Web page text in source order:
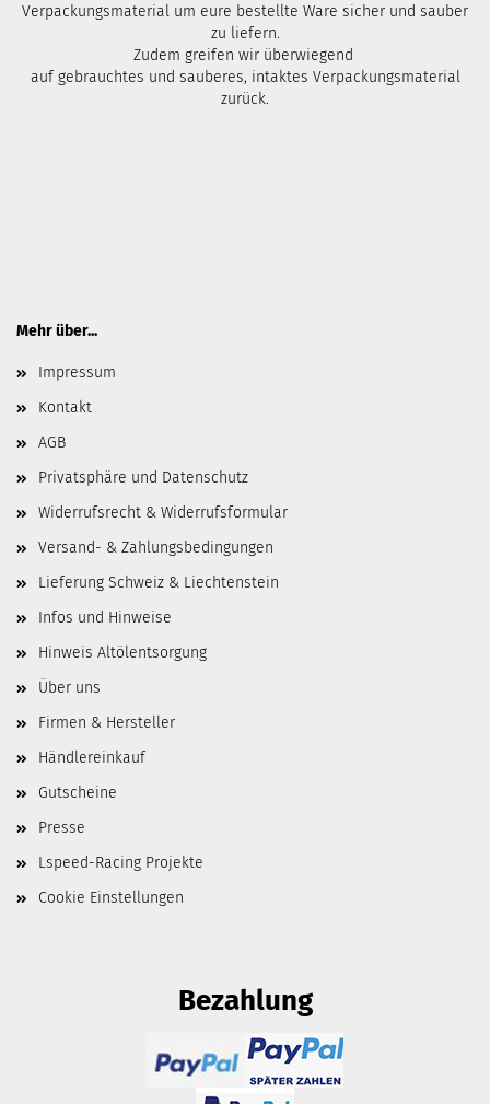
Verpackungsmaterial um eure bestellte Ware sicher und sauber
zu liefern.
Zudem greifen wir überwiegend
auf gebrauchtes und sauberes, intaktes Verpackungsmaterial
zurück.
Mehr über...
Impressum
Kontakt
AGB
Privatsphäre und Datenschutz
Widerrufsrecht & Widerrufsformular
Versand- & Zahlungsbedingungen
Lieferung Schweiz & Liechtenstein
Infos und Hinweise
Hinweis Altölentsorgung
Über uns
Firmen & Hersteller
Händlereinkauf
Gutscheine
Presse
Lspeed-Racing Projekte
Cookie Einstellungen
Bezahlung